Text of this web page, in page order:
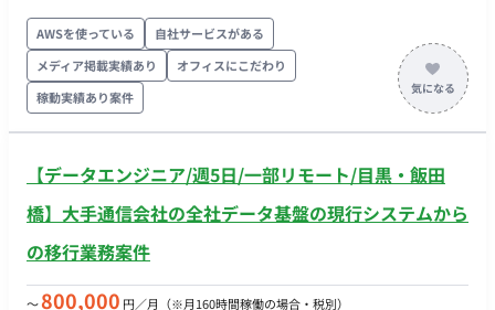
基本フルリモートだが、必要に応じて出社いただけるとありが
たいです。
イアントの精度・定義に関する質問へ、データに基づきその場
で答えられる仕組み（回答エージェント）を、新機能を用いて
構築・展開する。 ■業務内容 ・新機能の継続キャッチアップ・
検証：Dataiku のリリース／ベンダーMTG（ベンダー担当窓
口）から新機能を把握し、当PJでの適用可否を自分で試して見
開：ダッシュボード（Databricks Genie 等）のデータに LM/AI
エージェントを接続し、予測値・実績・指標の定義・乖離理由
進：検証した機能を需要予測・物流予測・データ基盤運用の各
PJへ横展開し、開発速度と品質を底上げする（月次程度で社内
AWSを使っている
自社サービスがある
メディア掲載実績あり
オフィスにこだわり
稼動実績あり案件
【データエンジニア/週5日/一部リモート/目黒・飯田
橋】大手通信会社の全社データ基盤の現行システムから
の移行業務案件
〜800,000 円／月 （※月160時間稼働の場合・税別）